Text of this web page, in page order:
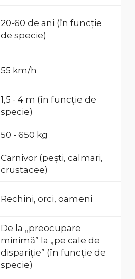
20-60 de ani (în funcție
de specie)
55 km/h
1,5 - 4 m (în funcție de
specie)
50 - 650 kg
Carnivor (pești, calmari,
crustacee)
Rechini, orci, oameni
De la „preocupare
minimă” la „pe cale de
dispariție” (în funcție de
specie)